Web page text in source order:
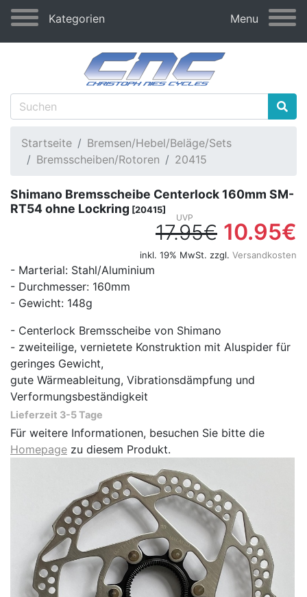
Kategorien Menu
Startseite
Bremsen/Hebel/Beläge/Sets
Bremsscheiben/Rotoren
20415
Shimano Bremsscheibe Centerlock 160mm SM-
RT54 ohne Lockring [20415]
17.95€ 10.95€
inkl. 19% MwSt. zzgl. Versandkosten
- Marterial: Stahl/Aluminium
- Durchmesser: 160mm
- Gewicht: 148g
- Centerlock Bremsscheibe von Shimano
- zweiteilige, vernietete Konstruktion mit Aluspider für
geringes Gewicht,
gute Wärmeableitung, Vibrationsdämpfung und
Verformungsbeständigkeit
Lieferzeit 3-5 Tage
Für weitere Informationen, besuchen Sie bitte die
Homepage zu diesem Produkt.